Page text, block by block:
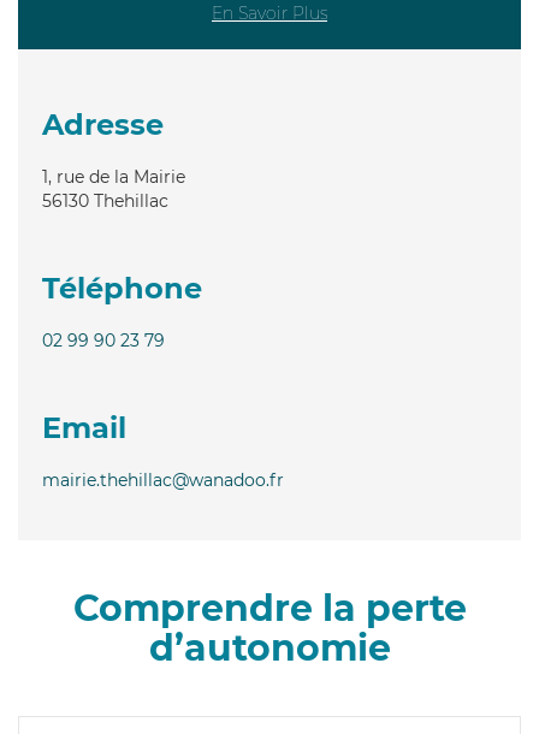
En Savoir Plus
Adresse
1, rue de la Mairie
56130 Thehillac
Téléphone
02 99 90 23 79
Email
mairie.thehillac@wanadoo.fr
Comprendre la perte
d’autonomie